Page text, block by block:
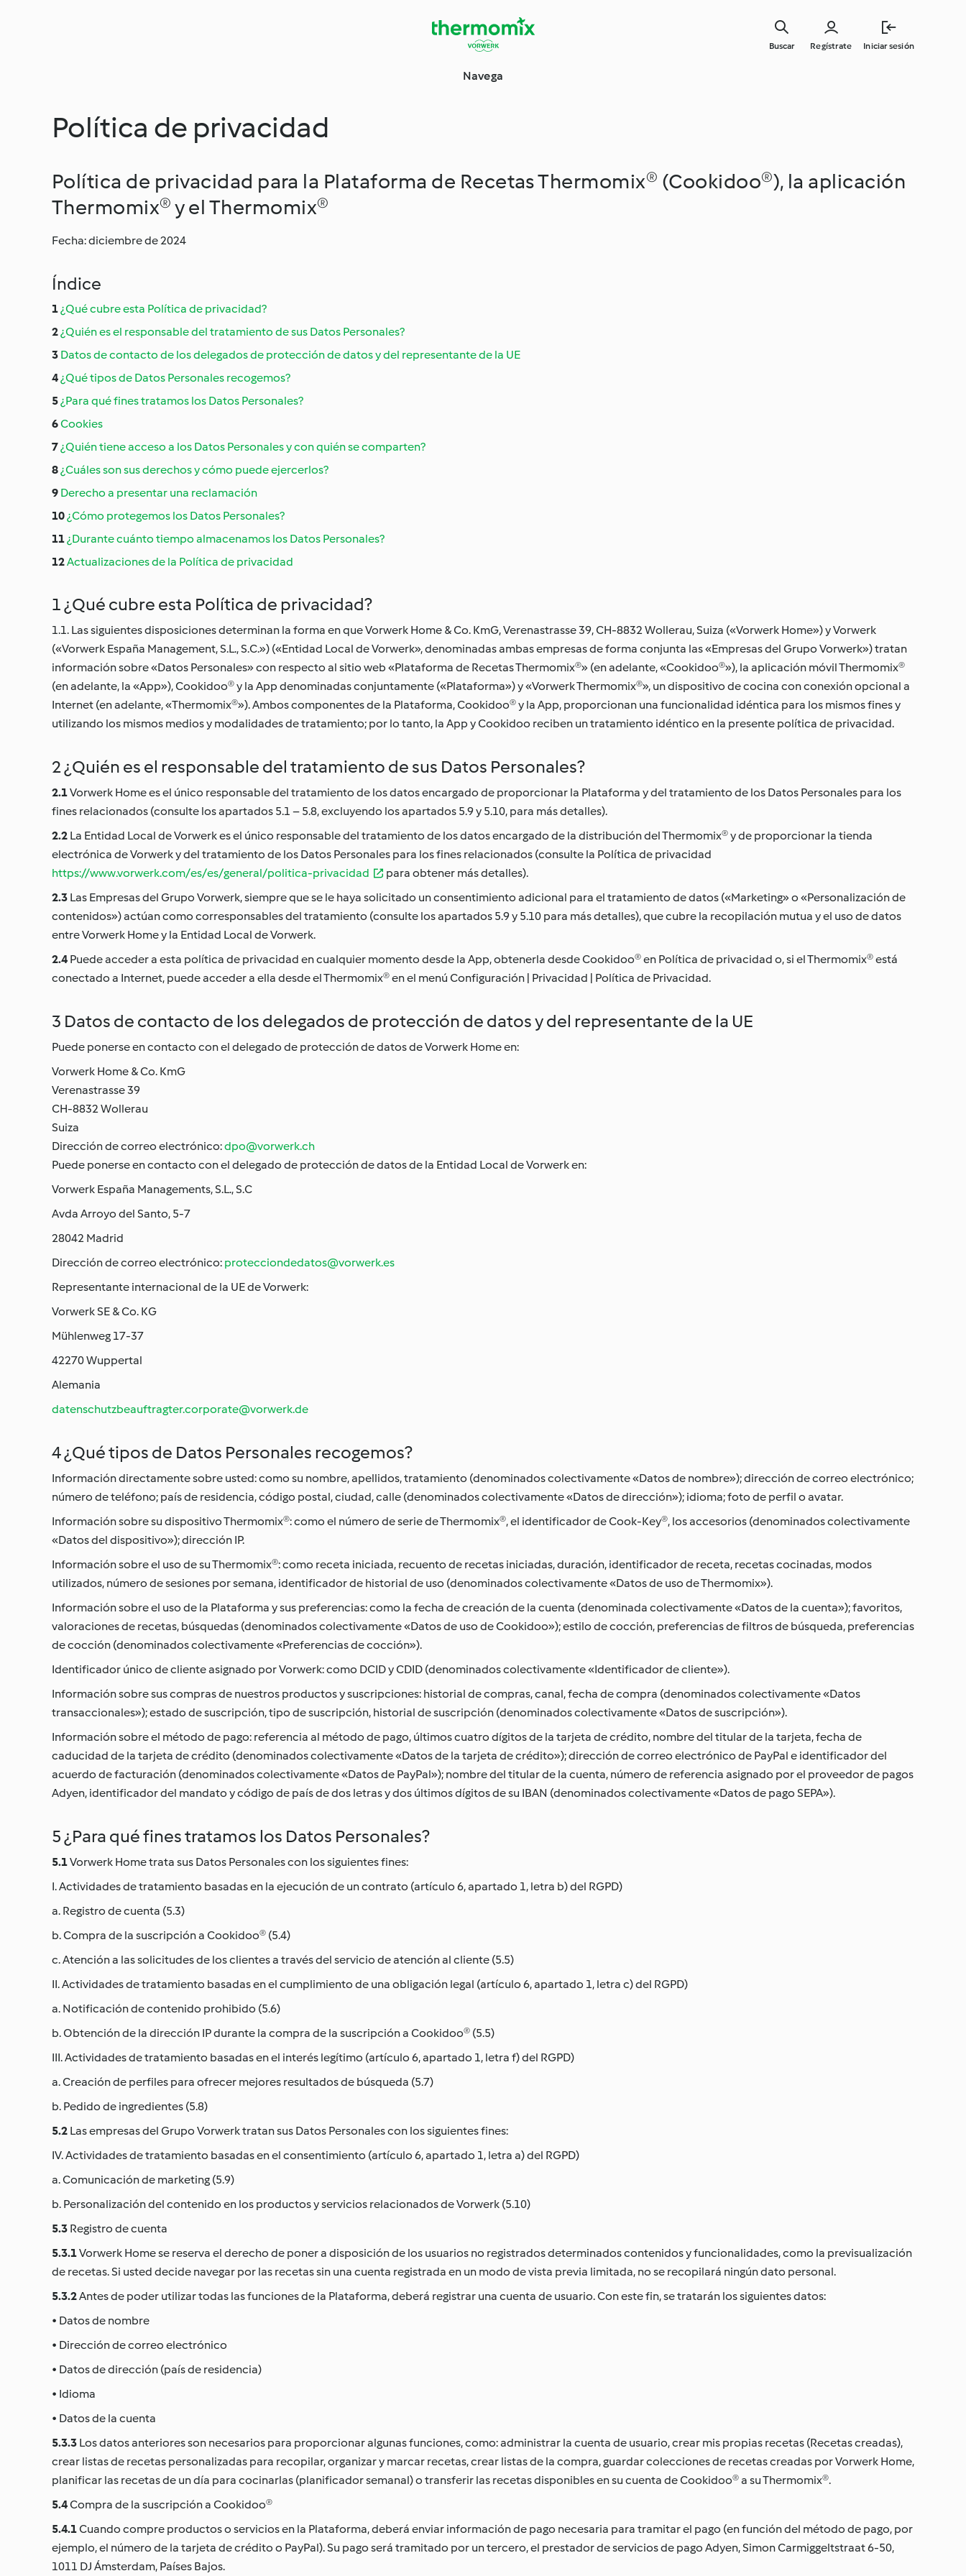
Navega
Regístrate Iniciar sesión
Buscar
Política de privacidad
Política de privacidad para la Plataforma de Recetas Thermomix® (Cookidoo®), la aplicación
Thermomix® y el Thermomix®
Fecha: diciembre de 2024
Índice
¿Qué cubre esta Política de privacidad?
¿Quién es el responsable del tratamiento de sus Datos Personales?
Datos de contacto de los delegados de protección de datos y del representante de la UE
¿Qué tipos de Datos Personales recogemos?
¿Para qué fines tratamos los Datos Personales?
Cookies
¿Quién tiene acceso a los Datos Personales y con quién se comparten?
¿Cuáles son sus derechos y cómo puede ejercerlos?
Derecho a presentar una reclamación
¿Cómo protegemos los Datos Personales?
¿Durante cuánto tiempo almacenamos los Datos Personales?
Actualizaciones de la Política de privacidad
1 ¿Qué cubre esta Política de privacidad?
1.1. Las siguientes disposiciones determinan la forma en que Vorwerk Home & Co. KmG, Verenastrasse 39, CH-8832 Wollerau, Suiza («Vorwerk Home») y Vorwerk
(«Vorwerk España Management, S.L., S.C.») («Entidad Local de Vorwerk», denominadas ambas empresas de forma conjunta las «Empresas del Grupo Vorwerk») tratan
información sobre «Datos Personales» con respecto al sitio web «Plataforma de Recetas Thermomix®» (en adelante, «Cookidoo®»), la aplicación móvil Thermomix®
(en adelante, la «App»), Cookidoo® y la App denominadas conjuntamente («Plataforma») y «Vorwerk Thermomix®», un dispositivo de cocina con conexión opcional a
Internet (en adelante, «Thermomix®»). Ambos componentes de la Plataforma, Cookidoo® y la App, proporcionan una funcionalidad idéntica para los mismos fines y
utilizando los mismos medios y modalidades de tratamiento; por lo tanto, la App y Cookidoo reciben un tratamiento idéntico en la presente política de privacidad.
2 ¿Quién es el responsable del tratamiento de sus Datos Personales?
2.1Vorwerk Home es el único responsable del tratamiento de los datos encargado de proporcionar la Plataforma y del tratamiento de los Datos Personales para los
fines relacionados (consulte los apartados 5.1 – 5.8, excluyendo los apartados 5.9 y 5.10, para más detalles).
2.2 La Entidad Local de Vorwerk es el único responsable del tratamiento de los datos encargado de la distribución del Thermomix® y de proporcionar la tienda
electrónica de Vorwerk y del tratamiento de los Datos Personales para los fines relacionados (consulte la Política de privacidad
https://www.vorwerk.com/es/es/general/politica-privacidad
para obtener más detalles).
2.3 Las Empresas del Grupo Vorwerk, siempre que se le haya solicitado un consentimiento adicional para el tratamiento de datos («Marketing» o «Personalización de
contenidos») actúan como corresponsables del tratamiento (consulte los apartados 5.9 y 5.10 para más detalles), que cubre la recopilación mutua y el uso de datos
entre Vorwerk Home y la Entidad Local de Vorwerk.
2.4 Puede acceder a esta política de privacidad en cualquier momento desde la App, obtenerla desde Cookidoo® en Política de privacidad o, si el Thermomix® está
conectado a Internet, puede acceder a ella desde el Thermomix® en el menú Configuración | Privacidad | Política de Privacidad.
3 Datos de contacto de los delegados de protección de datos y del representante de la UE
Puede ponerse en contacto con el delegado de protección de datos de Vorwerk Home en:
Vorwerk Home & Co. KmG
Verenastrasse 39
CH-8832 Wollerau
Suiza
Dirección de correo electrónico:dpo@vorwerk.ch
Puede ponerse en contacto con el delegado de protección de datos de la Entidad Local de Vorwerk en:
Vorwerk España Managements, S.L., S.C
Avda Arroyo del Santo, 5-7
28042 Madrid
Dirección de correo electrónico: protecciondedatos@vorwerk.es
Representante internacional de la UE de Vorwerk:
Vorwerk SE & Co. KG
Mühlenweg 17-37
42270 Wuppertal
Alemania
datenschutzbeauftragter.corporate@vorwerk.de
4 ¿Qué tipos de Datos Personales recogemos?
Información directamente sobre usted: como su nombre, apellidos, tratamiento (denominados colectivamente «Datos de nombre»); dirección de correo electrónico;
número de teléfono; país de residencia, código postal, ciudad, calle (denominados colectivamente «Datos de dirección»); idioma; foto de perfil o avatar.
Información sobre su dispositivo Thermomix®: como el número de serie de Thermomix®, el identificador de Cook-Key®, los accesorios (denominados colectivamente
«Datos del dispositivo»); dirección IP.
Información sobre el uso de su Thermomix®: como receta iniciada, recuento de recetas iniciadas, duración, identificador de receta, recetas cocinadas, modos
utilizados, número de sesiones por semana, identificador de historial de uso (denominados colectivamente «Datos de uso de Thermomix»).
Información sobre el uso de la Plataforma y sus preferencias: como la fecha de creación de la cuenta (denominada colectivamente «Datos de la cuenta»); favoritos,
valoraciones de recetas, búsquedas (denominados colectivamente «Datos de uso de Cookidoo»); estilo de cocción, preferencias de filtros de búsqueda, preferencias
de cocción (denominados colectivamente «Preferencias de cocción»).
Identificador único de cliente asignado por Vorwerk: como DCID y CDID (denominados colectivamente «Identificador de cliente»).
Información sobre sus compras de nuestros productos y suscripciones: historial de compras, canal, fecha de compra (denominados colectivamente «Datos
transaccionales»); estado de suscripción, tipo de suscripción, historial de suscripción (denominados colectivamente «Datos de suscripción»).
Información sobre el método de pago: referencia al método de pago, últimos cuatro dígitos de la tarjeta de crédito, nombre del titular de la tarjeta, fecha de
caducidad de la tarjeta de crédito (denominados colectivamente «Datos de la tarjeta de crédito»); dirección de correo electrónico de PayPal e identificador del
acuerdo de facturación (denominados colectivamente «Datos de PayPal»); nombre del titular de la cuenta, número de referencia asignado por el proveedor de pagos
Adyen, identificador del mandato y código de país de dos letras y dos últimos dígitos de su IBAN (denominados colectivamente «Datos de pago SEPA»).
5 ¿Para qué fines tratamos los Datos Personales?
5.1Vorwerk Home trata sus Datos Personales con los siguientes fines:
I. Actividades de tratamiento basadas en la ejecución de un contrato (artículo 6, apartado 1, letra b) del RGPD)
a. Registro de cuenta (5.3)
b. Compra de la suscripción a Cookidoo® (5.4)
c. Atención a las solicitudes de los clientes a través del servicio de atención al cliente (5.5)
II. Actividades de tratamiento basadas en el cumplimiento de una obligación legal (artículo 6, apartado 1, letra c) del RGPD)
a. Notificación de contenido prohibido (5.6)
b. Obtención de la dirección IP durante la compra de la suscripción a Cookidoo® (5.5)
III. Actividades de tratamiento basadas en el interés legítimo (artículo 6, apartado 1, letra f) del RGPD)
a. Creación de perfiles para ofrecer mejores resultados de búsqueda (5.7)
b. Pedido de ingredientes (5.8)
5.2 Las empresas del Grupo Vorwerk tratan sus Datos Personales con los siguientes fines:
IV. Actividades de tratamiento basadas en el consentimiento (artículo 6, apartado 1, letra a) del RGPD)
a. Comunicación de marketing (5.9)
b. Personalización del contenido en los productos y servicios relacionados de Vorwerk (5.10)
5.3 Registro de cuenta
5.3.1Vorwerk Home se reserva el derecho de poner a disposición de los usuarios no registrados determinados contenidos y funcionalidades, como la previsualización
de recetas. Si usted decide navegar por las recetas sin una cuenta registrada en un modo de vista previa limitada, no se recopilará ningún dato personal.
5.3.2Antes de poder utilizar todas las funciones de la Plataforma, deberá registrar una cuenta de usuario. Con este fin, se tratarán los siguientes datos:
• Datos de nombre
• Dirección de correo electrónico
• Datos de dirección (país de residencia)
• Idioma
• Datos de la cuenta
5.3.3 Los datos anteriores son necesarios para proporcionar algunas funciones, como: administrar la cuenta de usuario, crear mis propias recetas (Recetas creadas),
crear listas de recetas personalizadas para recopilar, organizar y marcar recetas, crear listas de la compra, guardar colecciones de recetas creadas por Vorwerk Home,
planificar las recetas de un día para cocinarlas (planificador semanal) o transferir las recetas disponibles en su cuenta de Cookidoo® a su Thermomix®.
5.4Compra de la suscripción a Cookidoo®
5.4.1Cuando compre productos o servicios en la Plataforma, deberá enviar información de pago necesaria para tramitar el pago (en función del método de pago, por
ejemplo, el número de la tarjeta de crédito o PayPal). Su pago será tramitado por un tercero, el prestador de servicios de pago Adyen, Simon Carmiggeltstraat 6-50,
1011 DJ Ámsterdam, Países Bajos.